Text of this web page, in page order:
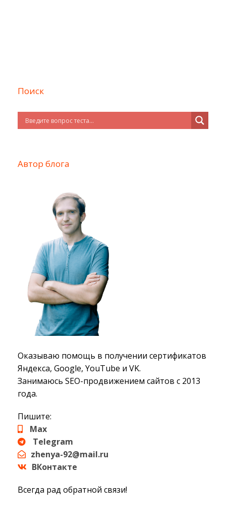
Поиск
Автор блога
Оказываю помощь в получении сертификатов
Яндекса, Google, YouTube и VK.
Занимаюсь SEO-продвижением сайтов с 2013
года.
Пишите:
Max
Telegram
zhenya-92@mail.ru
ВКонтакте
Всегда рад обратной связи!